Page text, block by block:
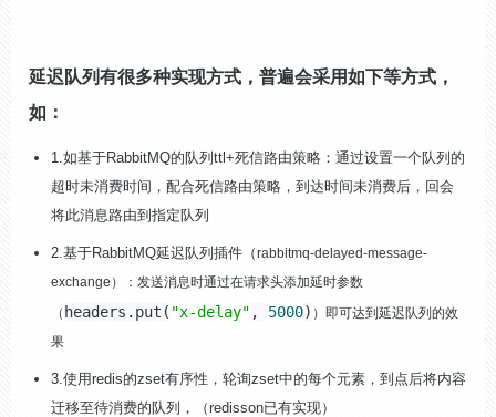
延迟队列有很多种实现方式，普遍会采用如下等方式，
如：
1.如基于RabbitMQ的队列ttl+死信路由策略：通过设置一个队列的
超时未消费时间，配合死信路由策略，到达时间未消费后，回会
将此消息路由到指定队列
2.基于RabbitMQ延迟队列插件（rabbitmq-delayed-message-
exchange ）：发送消息时通过在请求头添加延时参数
（ headers.put( "x-delay" , 5000) ）即可达到延迟队列的效
果
3.使用redis的zset有序性，轮询zset中的每个元素，到点后将内容
迁移至待消费的队列，（redisson已有实现）